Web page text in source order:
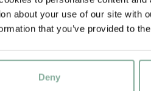
about your use of our site with
that you’ve provided to
Deny